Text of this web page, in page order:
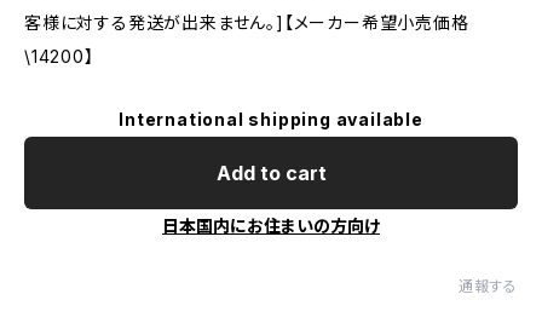
客様に対する発送が出来ません。]【メーカー希望小売価格
\14200】
International shipping available
Add to cart
日本国内にお住まいの方向け
通報する